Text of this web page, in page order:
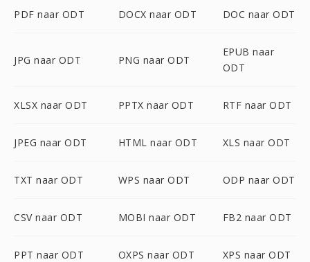
PDF naar ODT DOCX naar ODT DOC naar ODT
JPG naar ODT PNG naar ODT
EPUB naar
ODT
XLSX naar ODT PPTX naar ODT RTF naar ODT
JPEG naar ODT HTML naar ODT XLS naar ODT
TXT naar ODT WPS naar ODT ODP naar ODT
CSV naar ODT MOBI naar ODT FB2 naar ODT
PPT naar ODT OXPS naar ODT XPS naar ODT